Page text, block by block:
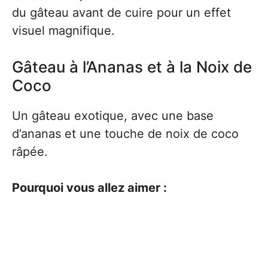
du gâteau avant de cuire pour un effet
visuel magnifique.
Gâteau à l’Ananas et à la Noix de
Coco
Un gâteau exotique, avec une base
d’ananas et une touche de noix de coco
râpée.
Pourquoi vous allez aimer :